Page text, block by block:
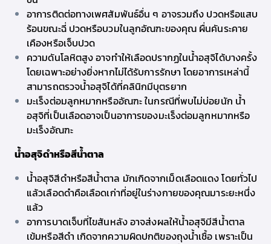
อาการติดต่อทางเพศสัมพันธ์อื่น ๆ อาจรวมถึง ปวดหรือแสบ
ร้อนขณะฉี่ ปวดหรือบวมในลูกอัณฑะของคุณ ผื่นคันระคาย
เคืองหรือเจ็บปวด
ความดันโลหิตสูง อาจทำให้เลือดปรากฏในน้ำอสุจิได้บางครั้ง
โดยเฉพาะอย่างยิ่งหากไม่ได้รับการรักษา โดยอาการเหล่านี้
สามารถตรวจน้ำอสุจิได้ที่คลินิกมีบุตรยาก
มะเร็งต่อมลูกหมากหรืออัณฑะ ในกรณีที่พบไม่บ่อยนัก น้ำ
อสุจิที่เป็นเลือดอาจเป็นอาการของมะเร็งต่อมลูกหมากหรือ
มะเร็งอัณฑะ
น้ำอสุจิดำหรือสีน้ำตาล
น้ำอสุจิสีดำหรือสีน้ำตาล มักเกิดจากเม็ดเลือดแดง โดยทั่วไป
แล้วเลือดดำคือเลือดเก่าที่อยู่ในร่างกายของคุณมาระยะหนึ่ง
แล้ว
อาการบาดเจ็บที่ไขสันหลัง อาจส่งผลให้น้ำอสุจิมีสีน้ำตาล
เข้มหรือสีดำ เกิดจากความผิดปกติของถุงน้ำเชื้อ เพราะเป็น